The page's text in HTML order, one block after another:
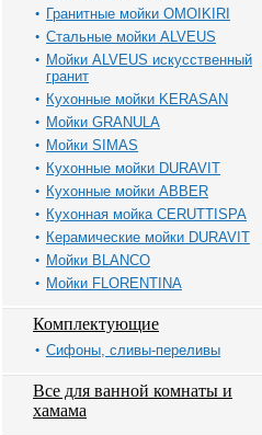
Гранитные мойки OMOIKIRI
Стальные мойки ALVEUS
Мойки ALVEUS искусственный
гранит
Кухонные мойки KERASAN
Мойки GRANULA
Мойки SIMAS
Кухонные мойки DURAVIT
Кухонные мойки ABBER
Кухонная мойка CERUTTISPA
Керамические мойки DURAVIT
Мойки BLANCO
Мойки FLORENTINA
Комплектующие
Сифоны, сливы-переливы
Все для ванной комнаты и
хамама